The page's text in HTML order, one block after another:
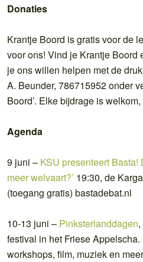
Donaties
Krantje Boord is gratis voor de
voor ons! Vind je Krantje Boord
je ons willen helpen met de
A. Beunder, 786715952 onder
Boord’. Elke bijdrage is
Agenda
9 juni – KSU presenteert Basta!
meer welvaart?’ 19:30, de
(toegang gratis) bastadebat.nl
10-13 juni – Pinksterlanddagen
festival in het Friese
workshops, film, muziek en